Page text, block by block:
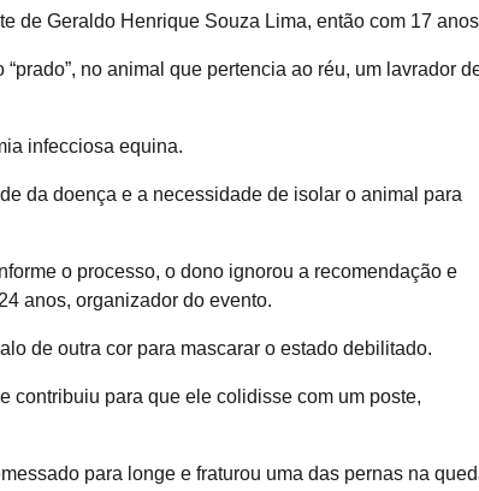
de Geraldo Henrique Souza Lima, então com 17
no animal que pertencia ao réu, um lavrador
infecciosa equina.
da doença e a necessidade de isolar o animal para
o processo, o dono ignorou a recomendação e
anos, organizador do evento.
de outra cor para mascarar o estado debilitado.
contribuiu para que ele colidisse com um poste,
para longe e fraturou uma das pernas na